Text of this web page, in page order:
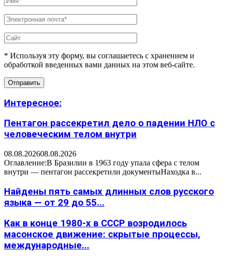
* Используя эту форму, вы соглашаетесь с хранением и
обработкой введенных вами данных на этом веб-сайте.
Интересное:
Пентагон рассекретил дело о падении НЛО с
человеческим телом внутри
08.08.202608.08.2026
Оглавление:В Бразилии в 1963 году упала сфера с телом
внутри — пентагон рассекретили документыНаходка в...
Найдены пять самых длинных слов русского
языка — от 29 до 55...
Как в конце 1980-х в СССР возродилось
масонское движение: скрытые процессы,
международные...